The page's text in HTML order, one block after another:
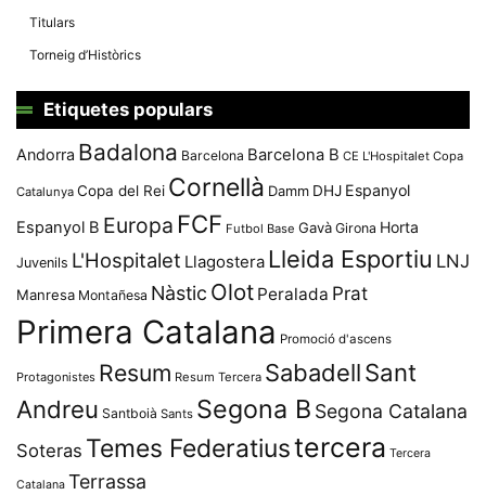
Titulars
Torneig d’Històrics
Etiquetes populars
Andorra Badalona Barcelona Barcelona B CE L'Hospitalet Copa
Catalunya Copa del Rei Cornellà Damm DHJ Espanyol
Espanyol B Europa FCF Futbol Base Gavà Girona Horta
Juvenils L'Hospitalet Llagostera Lleida Esportiu LNJ
Manresa Montañesa Nàstic Olot Peralada Prat
Primera Catalana Promoció d'ascens
Protagonistes Resum Resum Tercera SabadellSant
Andreu Santboià Sants Segona B Segona Catalana
Soteras Temes Federatiustercera Tercera
Catalana Terrassa